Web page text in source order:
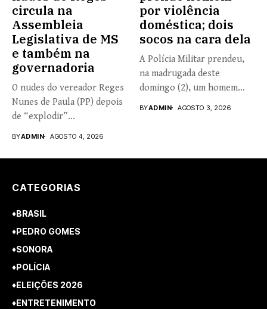
circula na
Assembleia
Legislativa de MS
e também na
governadoria
O nudes do vereador Reges
Nunes de Paula (PP) depois
de “explodir”...
BYADMIN AGOSTO 4, 2026
por violência
doméstica; dois
socos na cara dela
A Polícia Militar prendeu,
na madrugada deste
domingo (2), um homem
BYADMIN AGOSTO 3, 2026
CATEGORIAS
♦BRASIL
♦PEDRO GOMES
♦SONORA
♦POLÍCIA
♦ELEIÇÕES 2026
♦ENTRETENIMENTO